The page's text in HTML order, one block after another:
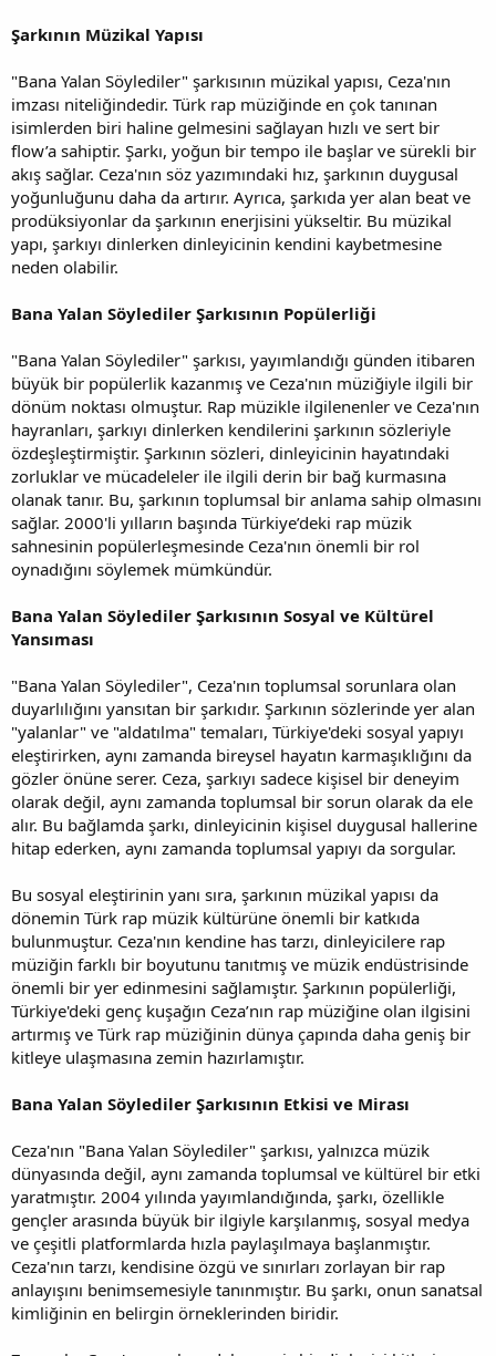
Şarkının Müzikal Yapısı
"Bana Yalan Söylediler" şarkısının müzikal yapısı, Ceza'nın
imzası niteliğindedir. Türk rap müziğinde en çok tanınan
isimlerden biri haline gelmesini sağlayan hızlı ve sert bir
flow’a sahiptir. Şarkı, yoğun bir tempo ile başlar ve sürekli bir
akış sağlar. Ceza'nın söz yazımındaki hız, şarkının duygusal
yoğunluğunu daha da artırır. Ayrıca, şarkıda yer alan beat ve
prodüksiyonlar da şarkının enerjisini yükseltir. Bu müzikal
yapı, şarkıyı dinlerken dinleyicinin kendini kaybetmesine
neden olabilir.
Bana Yalan Söylediler Şarkısının Popülerliği
"Bana Yalan Söylediler" şarkısı, yayımlandığı günden itibaren
büyük bir popülerlik kazanmış ve Ceza'nın müziğiyle ilgili bir
dönüm noktası olmuştur. Rap müzikle ilgilenenler ve Ceza'nın
hayranları, şarkıyı dinlerken kendilerini şarkının sözleriyle
özdeşleştirmiştir. Şarkının sözleri, dinleyicinin hayatındaki
zorluklar ve mücadeleler ile ilgili derin bir bağ kurmasına
olanak tanır. Bu, şarkının toplumsal bir anlama sahip olmasını
sağlar. 2000'li yılların başında Türkiye’deki rap müzik
sahnesinin popülerleşmesinde Ceza'nın önemli bir rol
oynadığını söylemek mümkündür.
Bana Yalan Söylediler Şarkısının Sosyal ve Kültürel
Yansıması
"Bana Yalan Söylediler", Ceza'nın toplumsal sorunlara olan
duyarlılığını yansıtan bir şarkıdır. Şarkının sözlerinde yer alan
"yalanlar" ve "aldatılma" temaları, Türkiye'deki sosyal yapıyı
eleştirirken, aynı zamanda bireysel hayatın karmaşıklığını da
gözler önüne serer. Ceza, şarkıyı sadece kişisel bir deneyim
olarak değil, aynı zamanda toplumsal bir sorun olarak da ele
alır. Bu bağlamda şarkı, dinleyicinin kişisel duygusal hallerine
hitap ederken, aynı zamanda toplumsal yapıyı da sorgular.
Bu sosyal eleştirinin yanı sıra, şarkının müzikal yapısı da
dönemin Türk rap müzik kültürüne önemli bir katkıda
bulunmuştur. Ceza'nın kendine has tarzı, dinleyicilere rap
müziğin farklı bir boyutunu tanıtmış ve müzik endüstrisinde
önemli bir yer edinmesini sağlamıştır. Şarkının popülerliği,
Türkiye'deki genç kuşağın Ceza’nın rap müziğine olan ilgisini
artırmış ve Türk rap müziğinin dünya çapında daha geniş bir
kitleye ulaşmasına zemin hazırlamıştır.
Bana Yalan Söylediler Şarkısının Etkisi ve Mirası
Ceza'nın "Bana Yalan Söylediler" şarkısı, yalnızca müzik
dünyasında değil, aynı zamanda toplumsal ve kültürel bir etki
yaratmıştır. 2004 yılında yayımlandığında, şarkı, özellikle
gençler arasında büyük bir ilgiyle karşılanmış, sosyal medya
ve çeşitli platformlarda hızla paylaşılmaya başlanmıştır.
Ceza'nın tarzı, kendisine özgü ve sınırları zorlayan bir rap
anlayışını benimsemesiyle tanınmıştır. Bu şarkı, onun sanatsal
kimliğinin en belirgin örneklerinden biridir.